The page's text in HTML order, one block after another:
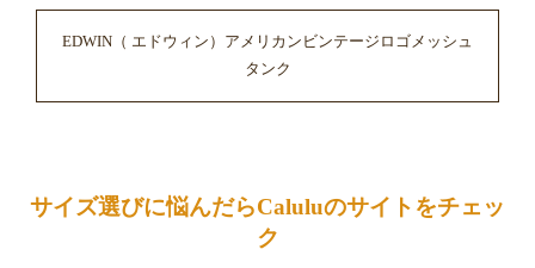
EDWIN（ エドウィン）アメリカンビンテージロゴメッシュ
タンク
サイズ選びに悩んだらCaluluのサイトをチェッ
ク